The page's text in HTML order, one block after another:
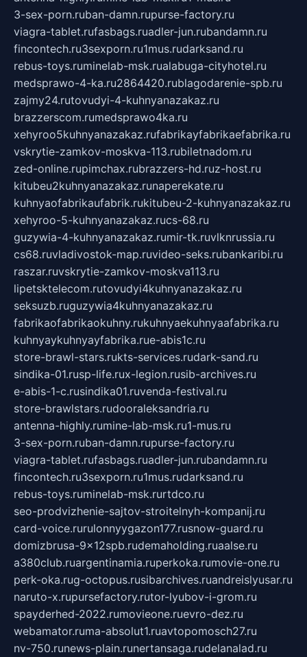
3-sex-porn.ruban-damn.rupurse-factory.ru
viagra-tablet.rufasbags.ruadler-jun.rubandamn.ru
fincontech.ru3sexporn.ru1mus.rudarksand.ru
rebus-toys.ruminelab-msk.rualabuga-cityhotel.ru
medsprawo-4-ka.ru2864420.rublagodarenie-spb.ru
zajmy24.rutovudyi-4-kuhnyanazakaz.ru
brazzerscom.rumedsprawo4ka.ru
xehyroo5kuhnyanazakaz.rufabrikayfabrikaefabrika.ru
vskrytie-zamkov-moskva-113.rubiletnadom.ru
zed-online.rupimchax.rubrazzers-hd.ruz-host.ru
kitubeu2kuhnyanazakaz.runaperekate.ru
kuhnyaofabrikaufabrik.rukitubeu-2-kuhnyanazakaz.ru
xehyroo-5-kuhnyanazakaz.rucs-68.ru
guzywia-4-kuhnyanazakaz.rumir-tk.ruvlknrussia.ru
cs68.ruvladivostok-map.ruvideo-seks.rubankaribi.ru
raszar.ruvskrytie-zamkov-moskva113.ru
lipetsktelecom.rutovudyi4kuhnyanazakaz.ru
seksuzb.ruguzywia4kuhnyanazakaz.ru
fabrikaofabrikaokuhny.rukuhnyaekuhnyaafabrika.ru
kuhnyaykuhnyayfabrika.rue-abis1c.ru
store-brawl-stars.rukts-services.rudark-sand.ru
sindika-01.rusp-life.rux-legion.rusib-archives.ru
e-abis-1-c.rusindika01.ruvenda-festival.ru
store-brawlstars.rudooraleksandria.ru
antenna-highly.rumine-lab-msk.ru1-mus.ru
3-sex-porn.ruban-damn.rupurse-factory.ru
viagra-tablet.rufasbags.ruadler-jun.rubandamn.ru
fincontech.ru3sexporn.ru1mus.rudarksand.ru
rebus-toys.ruminelab-msk.rurtdco.ru
seo-prodvizhenie-sajtov-stroitelnyh-kompanij.ru
card-voice.rurulonnyygazon177.rusnow-guard.ru
domizbrusa-9x12spb.rudemaholding.ruaalse.ru
a380club.ruargentinamia.ruperkoka.rumovie-one.ru
perk-oka.rug-octopus.rusibarchives.ruandreislyusar.ru
naruto-x.rupursefactory.rutor-lyubov-i-grom.ru
spayderhed-2022.rumovieone.ruevro-dez.ru
webamator.ruma-absolut1.ruavtopomosch27.ru
nv-750.runews-plain.runertansaga.rudelanalad.ru